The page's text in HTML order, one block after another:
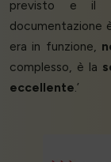
previsto e il
documentazione
era in funzione,
complesso, è la
eccellente.’